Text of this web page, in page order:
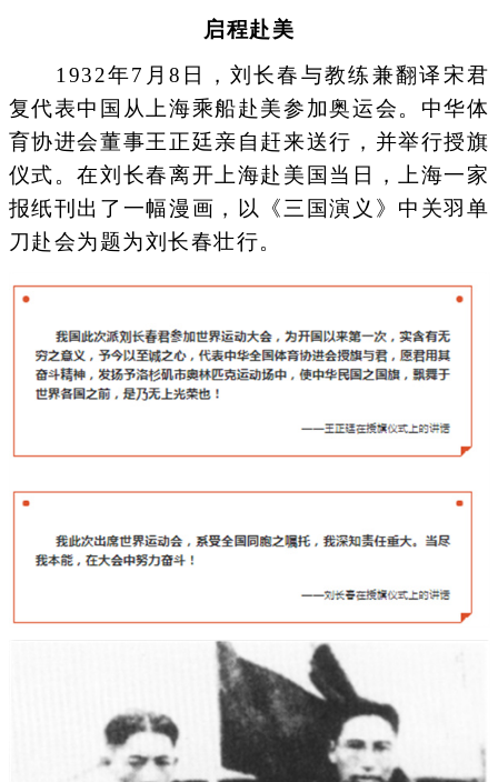
启程赴美
1932年7月8日，刘长春与教练兼翻译宋君
复代表中国从上海乘船赴美参加奥运会。中华体
育协进会董事王正廷亲自赶来送行，并举行授旗
仪式。在刘长春离开上海赴美国当日，上海一家
报纸刊出了一幅漫画，以《三国演义》中关羽单
刀赴会为题为刘长春壮行。